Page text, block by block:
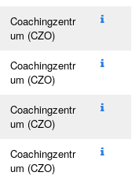
Coachingzentr
um (CZO)
Coachingzentr
um (CZO)
Coachingzentr
um (CZO)
Coachingzentr
um (CZO)